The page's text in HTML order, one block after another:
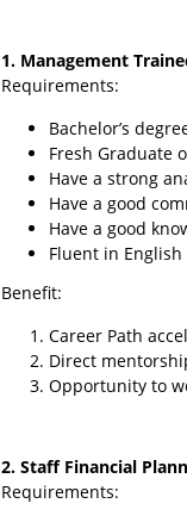
1. Management
Requirements:
Bachelor’s
Fresh Graduate
Have a strong
Have a good
Have a good
Fluent in English
Benefit:
Career Path
Direct
Opportunity to
2. Staff Financial
Requirements: